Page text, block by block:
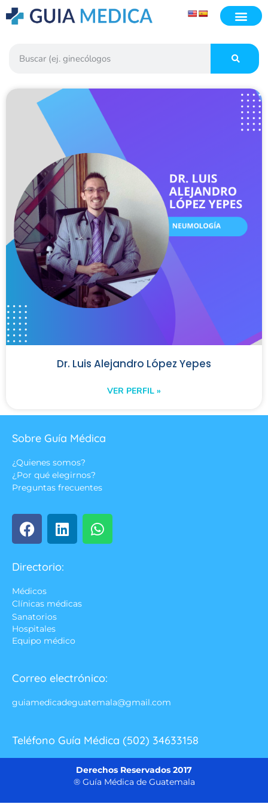
Dr. Luis Alejandro López Yepes
VER PERFIL »
Sobre Guía Médica
¿Quienes somos?
¿Por qué elegirnos?
Preguntas frecuentes
Directorio:
Médicos
Clínicas médicas
Sanatorios
Hospitales
Equipo médico
Correo electrónico:
guiamedicadeguatemala@gmail.com
Teléfono Guía Médica (502) 34633158
Derechos Reservados 2017
® Guía Médica de Guatemala